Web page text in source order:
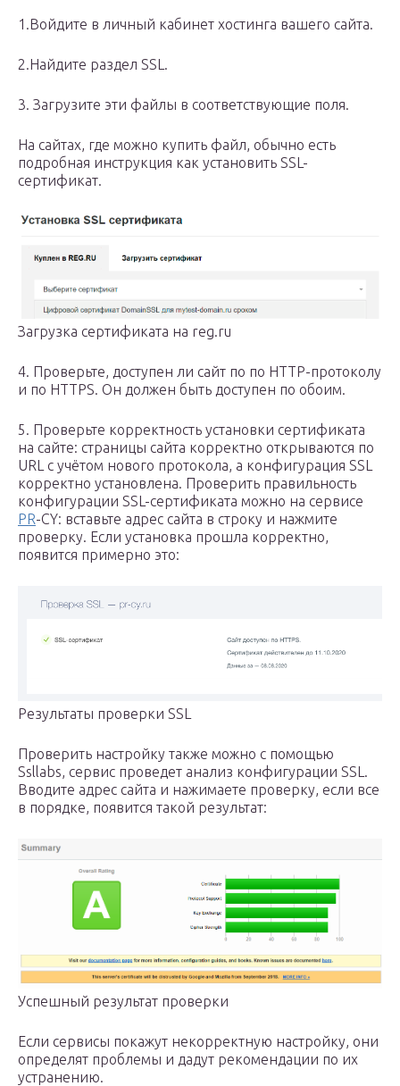
1.Войдите в личный кабинет хостинга вашего сайта.
2.Найдите раздел SSL.
3. Загрузите эти файлы в соответствующие поля.
На сайтах, где можно купить файл, обычно есть
подробная инструкция как установить SSL-
сертификат.
Загрузка сертификата на reg.ru
4. Проверьте, доступен ли сайт по по HTTP-протоколу
и по HTTPS. Он должен быть доступен по обоим.
5. Проверьте корректность установки сертификата
на сайте: страницы сайта корректно открываются по
URL с учётом нового протокола, а конфигурация SSL
корректно установлена. Проверить правильность
конфигурации SSL-сертификата можно на сервисе
PR-CY: вставьте адрес сайта в строку и нажмите
проверку. Если установка прошла корректно,
появится примерно это:
Результаты проверки SSL
Проверить настройку также можно с помощью
Ssllabs, сервис проведет анализ конфигурации SSL.
Вводите адрес сайта и нажимаете проверку, если все
в порядке, появится такой результат:
Успешный результат проверки
Если сервисы покажут некорректную настройку, они
определят проблемы и дадут рекомендации по их
устранению.